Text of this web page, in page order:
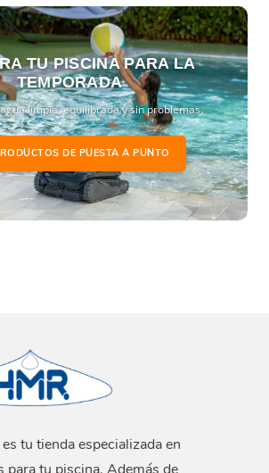
TU PISCINA PARA LA
TEMPORADA
limpia, equilibrada y sin problemas.
DE PUESTA A PUNTO
tu tienda especializada en